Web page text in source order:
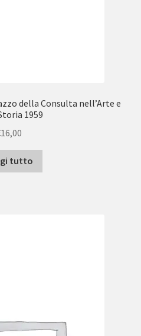
della Consulta nell’Arte e
1959
16,00
tutto